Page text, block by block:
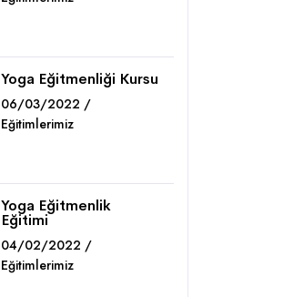
Yoga Eğitmenliği Kursu
06/03/2022 /
Eğitimlerimiz
Yoga Eğitmenlik
Eğitimi
04/02/2022 /
Eğitimlerimiz